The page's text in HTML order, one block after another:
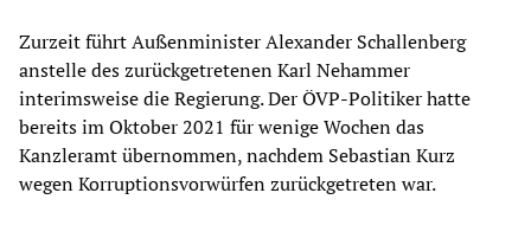
Zurzeit führt Außenminister Alexander Schallenberg
anstelle des zurückgetretenen Karl Nehammer
interimsweise die Regierung. Der ÖVP-Politiker hatte
bereits im Oktober 2021 für wenige Wochen das
Kanzleramt übernommen, nachdem Sebastian Kurz
wegen Korruptionsvorwürfen zurückgetreten war.